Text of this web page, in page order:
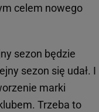
celem nowego
sezon będzie
sezon się udał. I
marki
Trzeba to